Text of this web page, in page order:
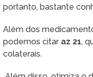
portanto, bastante
Além dos
podemos citar az 21,
colaterais.